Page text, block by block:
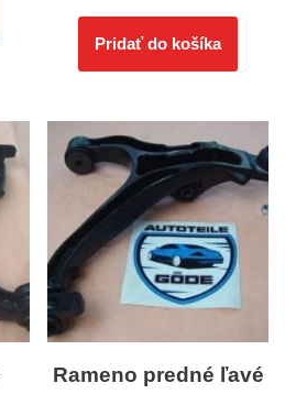
Pridať do košíka
Rameno predné ľavé